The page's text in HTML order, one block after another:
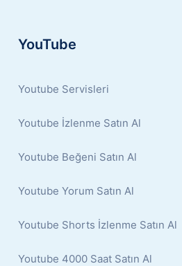
YouTube
Youtube Servisleri
Youtube İzlenme Satın Al
Youtube Beğeni Satın Al
Youtube Yorum Satın Al
Youtube Shorts İzlenme Satın Al
Youtube 4000 Saat Satın Al